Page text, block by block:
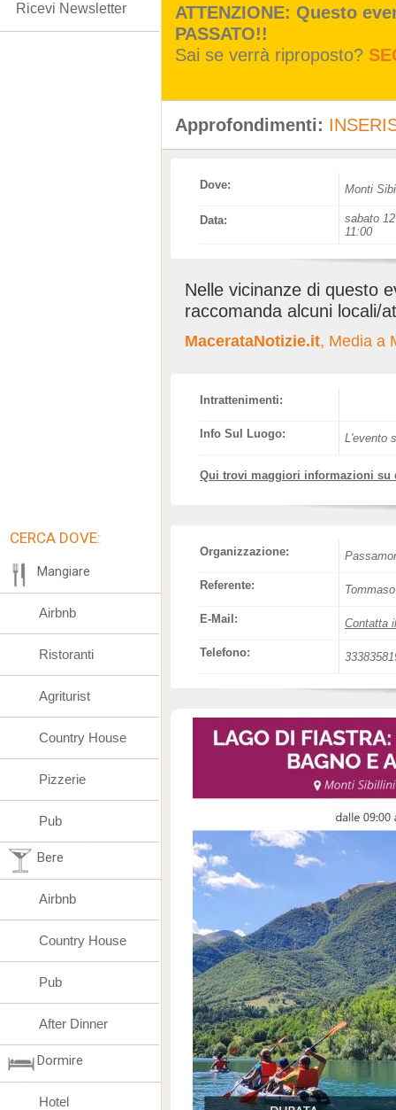
ATTENZIONE: Questo
PASSATO!!
Sai se verrà riproposto?
Approfondimenti:
Dove: Monti
Data:
sabato
11:00
Nelle vicinanze di questo
raccomanda alcuni locali/
MacerataNotizie.it, Media a
Intrattenimenti:
Info Sul Luogo: L'evento
Qui trovi maggiori informazioni su
Organizzazione:
Referente:
E-Mail: Contatta
Telefono:
Ricevi Newsletter
CERCA DOVE:
Mangiare
Airbnb
Ristoranti
Agriturist
Country House
Pizzerie
Pub
Bere
Airbnb
Country House
Pub
After Dinner
Dormire
Hotel